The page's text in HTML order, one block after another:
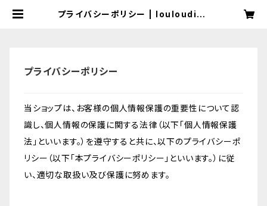
プライバシーポリシー | louloudia7
プライバシーポリシー
当ショップは、お客様の個人情報保護の重要性について認
識し、個人情報の保護に関する法律（以下「個人情報保護
法」といいます。）を遵守すると共に、以下のプライバシーポ
リシー（以下「本プライバシーポリシー」といいます。）に従
い、適切な取扱い及び保護に努めます。